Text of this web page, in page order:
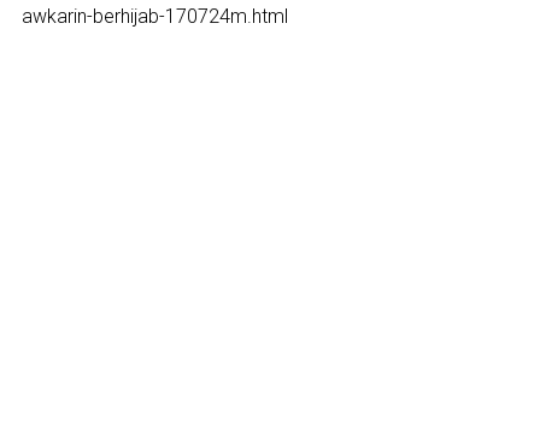
awkarin-berhijab-170724m.html